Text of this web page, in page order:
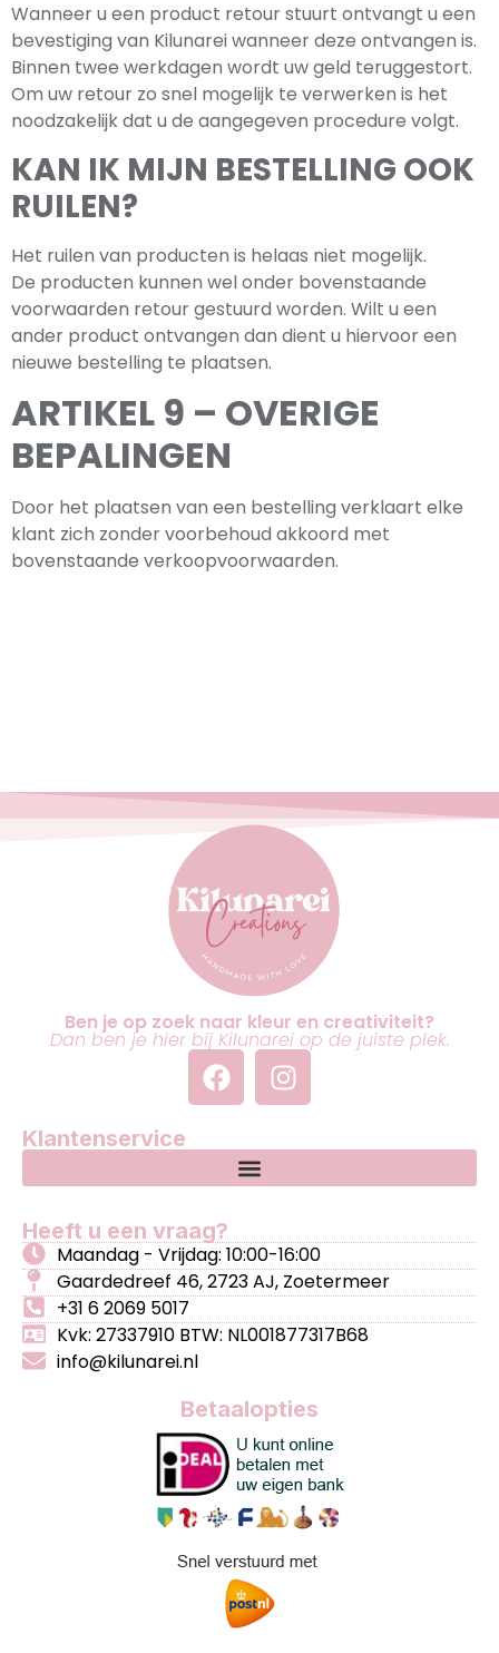
Wanneer u een product retour stuurt ontvangt u een
bevestiging van Kilunarei wanneer deze ontvangen is.
Binnen twee werkdagen wordt uw geld teruggestort.
Om uw retour zo snel mogelijk te verwerken is het
noodzakelijk dat u de aangegeven procedure volgt.
KAN IK MIJN BESTELLING OOK
RUILEN?
Het ruilen van producten is helaas niet mogelijk.
De producten kunnen wel onder bovenstaande
voorwaarden retour gestuurd worden. Wilt u een
ander product ontvangen dan dient u hiervoor een
nieuwe bestelling te plaatsen.
ARTIKEL 9 – OVERIGE
BEPALINGEN
Door het plaatsen van een bestelling verklaart elke
klant zich zonder voorbehoud akkoord met
bovenstaande verkoopvoorwaarden.
Ben je op zoek naar kleur en creativiteit?
Dan ben je hier bij Kilunarei op de juiste plek.
Klantenservice
Heeft u een vraag?
Maandag - Vrijdag: 10:00-16:00
Gaardedreef 46, 2723 AJ, Zoetermeer
+31 6 2069 5017
Kvk: 27337910 BTW: NL001877317B68
info@kilunarei.nl
Betaalopties